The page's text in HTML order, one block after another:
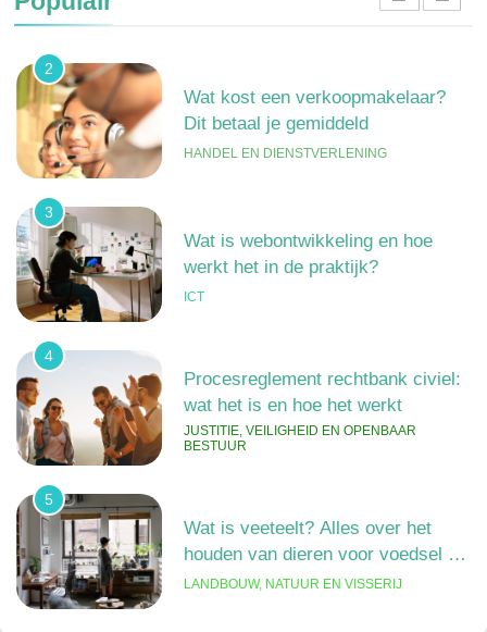
2
Wat kost een verkoopmakelaar?
Dit betaal je gemiddeld
HANDEL EN DIENSTVERLENING
3
Wat is webontwikkeling en hoe
werkt het in de praktijk?
ICT
4
Procesreglement rechtbank civiel:
wat het is en hoe het werkt
JUSTITIE, VEILIGHEID EN OPENBAAR
BESTUUR
5
Wat is veeteelt? Alles over het
houden van dieren voor voedsel en
meer
LANDBOUW, NATUUR EN VISSERIJ